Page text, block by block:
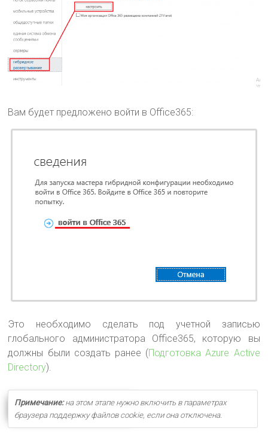
Вам будет предложено войти в Office365:
Это необходимо сделать под учетной записью
глобального администратора Office365, которую вы
должны были создать ранее (Подготовка Azure Active
Directory).
Примечание:на этом этапе нужно включить в параметрах
браузера поддержку файлов cookie, если она отключена.